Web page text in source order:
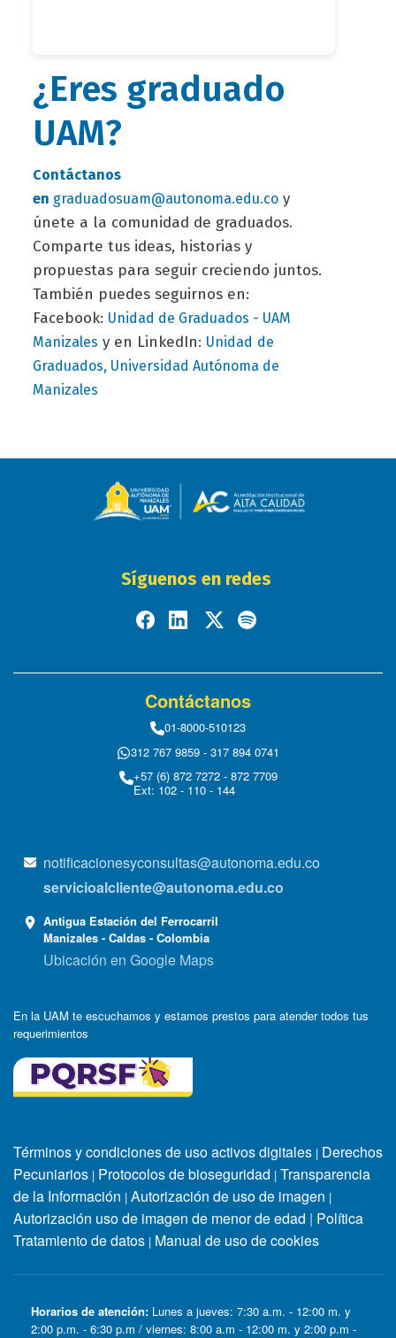
¿Eres graduado
UAM?
Contáctanos
en graduadosuam@autonoma.edu.coy
únete a la comunidad de graduados.
Comparte tus ideas, historias y
propuestas para seguir creciendo juntos.
También puedes seguirnos en:
Facebook: Unidad de Graduados - UAM
Manizales y en LinkedIn: Unidad de
Graduados, Universidad Autónoma de
Manizales
Síguenos en redes
Contáctanos
01-8000-510123
312 767 9859 - 317 894 0741
+57 (6) 872 7272 - 872 7709
Ext: 102 - 110 - 144
notificacionesyconsultas@autonoma.edu.co
servicioalcliente@autonoma.edu.co
Antigua Estación del Ferrocarril
Manizales - Caldas - Colombia
Ubicación en Google Maps
En la UAM te escuchamos y estamos prestos para atender todos tus
requerimientos
Términos y condiciones de uso activos digitales | Derechos
Pecuniarios | Protocolos de bioseguridad | Transparencia
de la Información | Autorización de uso de imagen |
Autorización uso de imagen de menor de edad | Política
Tratamiento de datos | Manual de uso de cookies
Horarios de atención: Lunes a jueves: 7:30 a.m. - 12:00 m. y
2:00 p.m. - 6:30 p.m / viernes: 8:00 a.m - 12:00 m. y 2:00 p.m -